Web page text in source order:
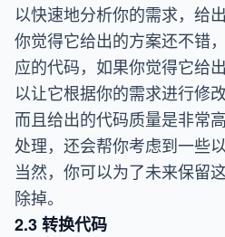
以快速地分析你的需求，给
你觉得它给出的方案还不错
应的代码，如果你觉得它给
以让它根据你的需求进行修改
而且给出的代码质量是非常
处理，还会帮你考虑到一些
当然，你可以为了未来保留
除掉。
2.3 转换代码